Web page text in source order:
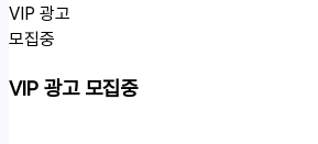
VIP 광고
모집중
VIP 광고 모집중